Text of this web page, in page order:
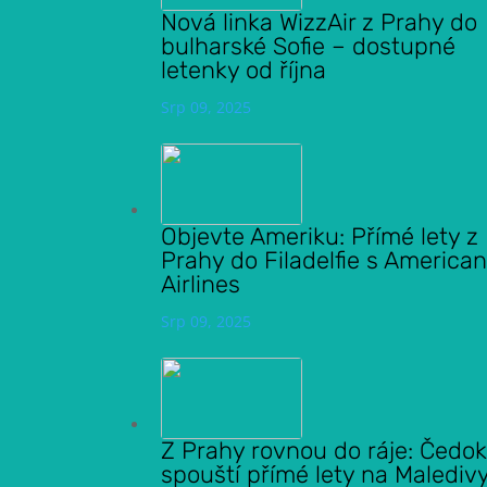
Nová linka WizzAir z Prahy do
bulharské Sofie – dostupné
letenky od října
Srp 09, 2025
Objevte Ameriku: Přímé lety z
Prahy do Filadelfie s American
Airlines
Srp 09, 2025
Z Prahy rovnou do ráje: Čedok
spouští přímé lety na